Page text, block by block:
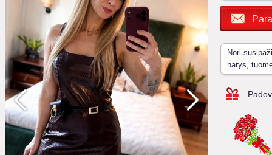
Nori
narys,